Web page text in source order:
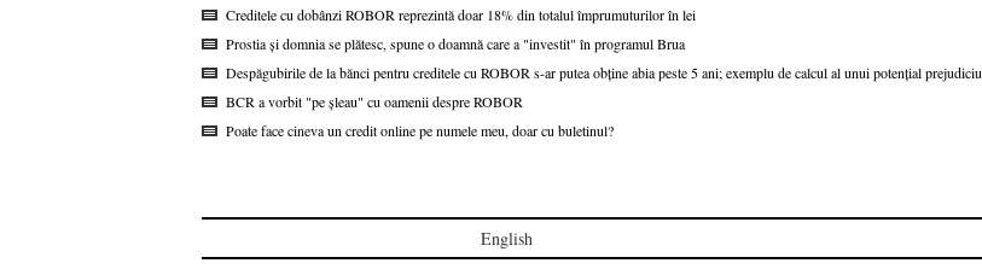
Creditele cu dobânzi ROBOR reprezintă doar 18% din totalul împrumuturilor în lei
Prostia și domnia se plătesc, spune o doamnă care a "investit" în programul Brua
Despăgubirile de la bănci pentru creditele cu ROBOR s-ar putea obține abia peste 5 ani; exemplu de calcul al unui potențial prejudiciu
BCR a vorbit "pe șleau" cu oamenii despre ROBOR
Poate face cineva un credit online pe numele meu, doar cu buletinul?
English